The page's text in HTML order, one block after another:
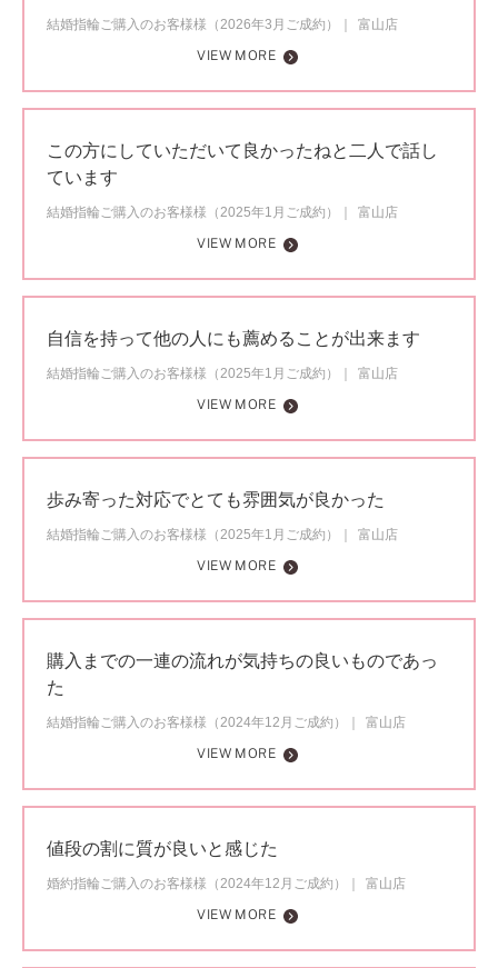
結婚指輪ご購入のお客様様（2026年3月ご成約）
富山店
VIEW MORE
この方にしていただいて良かったねと二人で話し
ています
結婚指輪ご購入のお客様様（2025年1月ご成約）
富山店
VIEW MORE
自信を持って他の人にも薦めることが出来ます
結婚指輪ご購入のお客様様（2025年1月ご成約）
富山店
VIEW MORE
歩み寄った対応でとても雰囲気が良かった
結婚指輪ご購入のお客様様（2025年1月ご成約）
富山店
VIEW MORE
購入までの一連の流れが気持ちの良いものであっ
た
結婚指輪ご購入のお客様様（2024年12月ご成約）
富山店
VIEW MORE
値段の割に質が良いと感じた
婚約指輪ご購入のお客様様（2024年12月ご成約）
富山店
VIEW MORE